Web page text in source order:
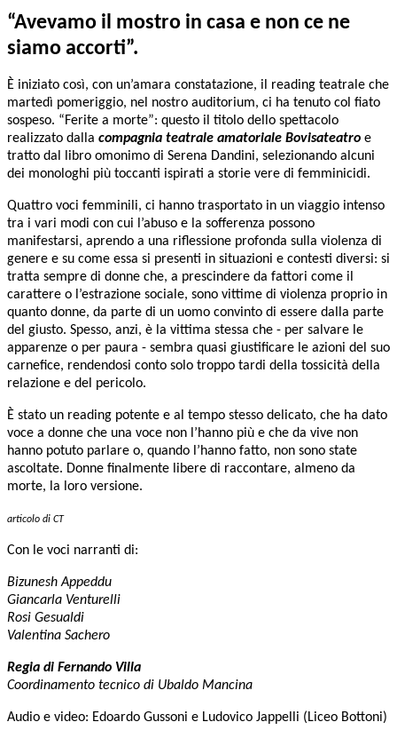
“Avevamo il mostro in casa e non ce ne
siamo accorti”.
È iniziato così, con un’amara constatazione, il reading teatrale che
martedì pomeriggio, nel nostro auditorium, ci ha tenuto col fiato
sospeso. “Ferite a morte”: questo il titolo dello spettacolo
realizzato dalla compagnia teatrale amatoriale Bovisateatro e
tratto dal libro omonimo di Serena Dandini, selezionando alcuni
dei monologhi più toccanti ispirati a storie vere di femminicidi.
Quattro voci femminili, ci hanno trasportato in un viaggio intenso
tra i vari modi con cui l’abuso e la sofferenza possono
manifestarsi, aprendo a una riflessione profonda sulla violenza di
genere e su come essa si presenti in situazioni e contesti diversi: si
tratta sempre di donne che, a prescindere da fattori come il
carattere o l’estrazione sociale, sono vittime di violenza proprio in
quanto donne, da parte di un uomo convinto di essere dalla parte
del giusto. Spesso, anzi, è la vittima stessa che - per salvare le
apparenze o per paura - sembra quasi giustificare le azioni del suo
carnefice, rendendosi conto solo troppo tardi della tossicità della
relazione e del pericolo.
È stato un reading potente e al tempo stesso delicato, che ha dato
voce a donne che una voce non l’hanno più e che da vive non
hanno potuto parlare o, quando l’hanno fatto, non sono state
ascoltate. Donne finalmente libere di raccontare, almeno da
morte, la loro versione.
articolo di CT
Con le voci narranti di:
Bizunesh Appeddu
Giancarla Venturelli
Rosi Gesualdi
Valentina Sachero
Regia di Fernando Villa
Coordinamento tecnico di Ubaldo Mancina
Audio e video: Edoardo Gussoni e Ludovico Jappelli (Liceo Bottoni)